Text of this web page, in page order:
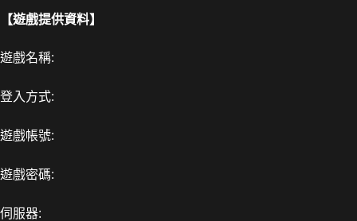
【遊戲提供資料】
遊戲名稱:
登入方式:
遊戲帳號:
遊戲密碼:
伺服器: